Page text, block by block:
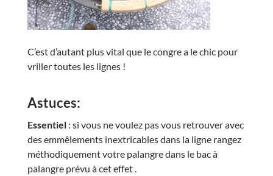
C’est d’autant plus vital que le congre a le chic pour
vriller toutes les lignes !
Astuces:
Essentiel: si vous ne voulez pas vous retrouver avec
des emmêlements inextricables dans la ligne rangez
méthodiquement votre palangre dans le bac à
palangre prévu à cet effet .